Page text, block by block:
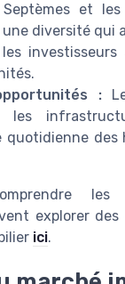
et
diversité qui
:
quotidienne des
les
explorer
ici.